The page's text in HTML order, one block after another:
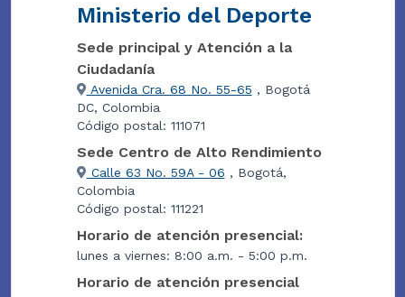
Ministerio del Deporte
Sede principal y Atención a la
Ciudadanía
Avenida Cra. 68 No. 55-65 , Bogotá
DC, Colombia
Código postal: 111071
Sede Centro de Alto Rendimiento
Calle 63 No. 59A - 06 , Bogotá,
Colombia
Código postal: 111221
Horario de atención presencial:
lunes a viernes: 8:00 a.m. - 5:00 p.m.
Horario de atención presencial